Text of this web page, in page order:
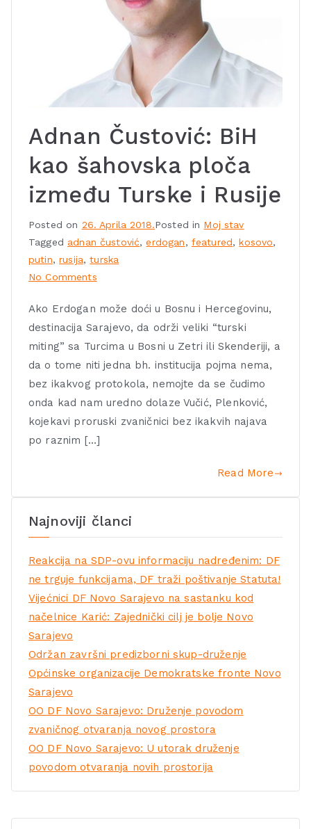
Adnan Čustović: BiH
kao šahovska ploča
između Turske i Rusije
Posted on 26. Aprila 2018.Posted in Moj stav
Tagged adnan čustović,erdogan, featured,kosovo,
putin,rusija,turska
No Comments
Ako Erdogan može doći u Bosnu i Hercegovinu,
destinacija Sarajevo, da održi veliki “turski
miting” sa Turcima u Bosni u Zetri ili Skenderiji, a
da o tome niti jedna bh. institucija pojma nema,
bez ikakvog protokola, nemojte da se čudimo
onda kad nam uredno dolaze Vučić, Plenković,
kojekavi proruski zvaničnici bez ikakvih najava
po raznim […]
Read More
Najnoviji članci
Reakcija na SDP-ovu informaciju nadređenim: DF
ne trguje funkcijama, DF traži poštivanje Statuta!
Vijećnici DF Novo Sarajevo na sastanku kod
načelnice Karić: Zajednički cilj je bolje Novo
Sarajevo
Održan završni predizborni skup-druženje
Općinske organizacije Demokratske fronte Novo
Sarajevo
OO DF Novo Sarajevo: Druženje povodom
zvaničnog otvaranja novog prostora
OO DF Novo Sarajevo: U utorak druženje
povodom otvaranja novih prostorija